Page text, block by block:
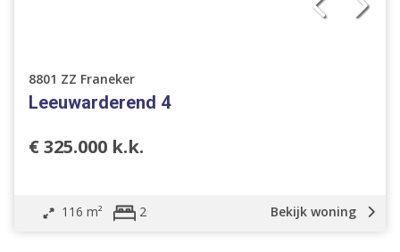
8801 ZZ Franeker
Leeuwarderend 4
€ 325.000 k.k.
116 m² 2 Bekijk woning